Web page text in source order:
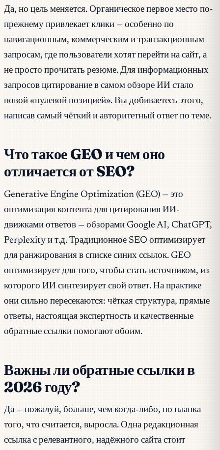
Да, но цель меняется. Органическое первое место по-
прежнему привлекает клики — особенно по
навигационным, коммерческим и транзакционным
запросам, где пользователи хотят перейти на сайт, а
не просто прочитать резюме. Для информационных
запросов цитирование в самом обзоре ИИ стало
новой «нулевой позицией». Вы добиваетесь этого,
написав самый чёткий и авторитетный ответ по теме.
Что такое GEO и чем оно
отличается от SEO?
Generative Engine Optimization (GEO) — это
оптимизация контента для цитирования ИИ-
движками ответов — обзорами Google AI, ChatGPT,
Perplexity и т.д. Традиционное SEO оптимизирует
для ранжирования в списке синих ссылок. GEO
оптимизирует для того, чтобы стать источником, из
которого ИИ синтезирует свой ответ. На практике
они сильно пересекаются: чёткая структура, прямые
ответы, настоящая экспертность и качественные
обратные ссылки помогают обоим.
Важны ли обратные ссылки в
2026 году?
Да — пожалуй, больше, чем когда-либо, но планка
того, что считается, выросла. Одна редакционная
ссылка с релевантного, надёжного сайта стоит